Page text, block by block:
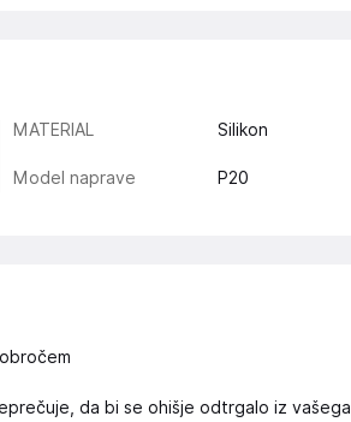
MATERIAL Silikon
Model naprave P20
da bi se ohišje odtrgalo iz vašega